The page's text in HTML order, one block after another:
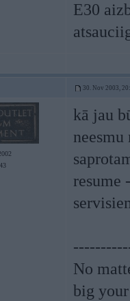
E30
30. Nov 2003,
kā jau
resume
No
big